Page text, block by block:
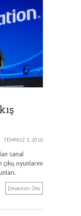
TEMMUZ 5, 2016
sanal
oyunlarını
Devamını Oku